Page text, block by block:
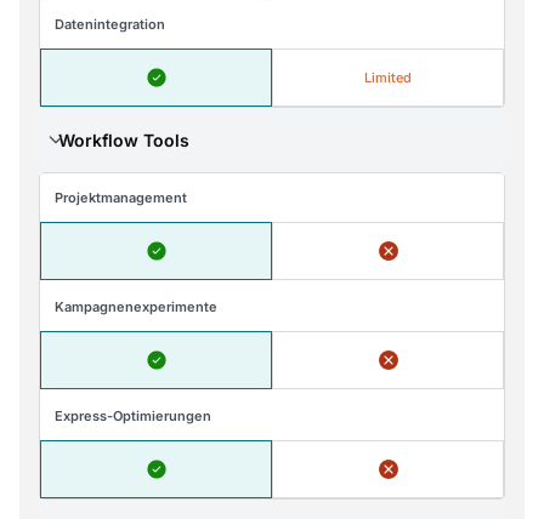
Datenintegration
Limited
Workflow Tools
Projektmanagement
Kampagnenexperimente
Express-Optimierungen